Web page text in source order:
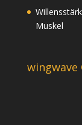
Muskel